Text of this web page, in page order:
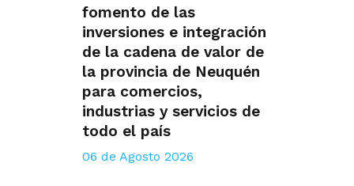
fomento de las
inversiones e integración
de la cadena de valor de
la provincia de Neuquén
para comercios,
industrias y servicios de
todo el país
06 de Agosto 2026